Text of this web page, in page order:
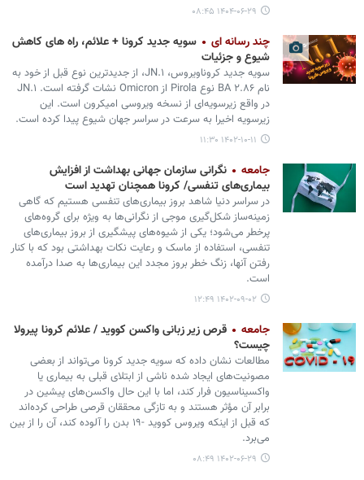
۱۴۰۴-۰۶-۲۹ ۰۸:۴۵
چند رسانه ای
سویه جدید کرونا + علائم، راه های کاهش
شیوع و جزئیات
سویه جدید کروناویروس، JN.۱، از جدیدترین نوع قبل از خود به
نام BA ۲.۸۶ نوع Pirola از Omicron نشات گرفته است. JN.۱
در واقع زیرسویه‌ای از نسخه ویروسی امیکرون است. این
زیرسویه اخیرا به سرعت در سراسر جهان شیوع پیدا کرده است.
۱۴۰۲-۱۰-۱۱ ۱۱:۳۰
جامعه
نگرانی سازمان جهانی بهداشت از افزایش
بیماری‌های تنفسی/ کرونا همچنان تهدید است
در سراسر دنیا شاهد بروز بیماری‌های تنفسی هستیم که گاهی
زمینه‌ساز شکل‌گیری موجی از نگرانی‌ها به ویژه برای گروه‌های
پرخطر می‌شود؛ یکی از شیوه‌های پیشگیری از بروز بیماری‌های
تنفسی، استفاده از ماسک و رعایت نکات بهداشتی بود که با کنار
رفتن آنها، زنگ خطر بروز مجدد این بیماری‌ها به صدا درآمده
است.
۱۴۰۲-۰۹-۰۲ ۱۲:۴۹
جامعه
قرص زیر زبانی واکسن کووید / علائم کرونا پیرولا
چیست؟
مطالعات نشان داده که سویه جدید کرونا می‌تواند از بعضی
مصونیت‌های ایجاد شده ناشی از ابتلای قبلی به بیماری یا
واکسیناسیون فرار کند، اما با این حال واکسن‌های پیشین در
برابر آن مؤثر هستند و به تازگی محققان قرصی طراحی کرده‌اند
که قبل از اینکه ویروس کووید -۱۹ بدن را آلوده کند، آن را از بین
می‌برد.
۱۴۰۲-۰۶-۲۹ ۰۸:۴۹